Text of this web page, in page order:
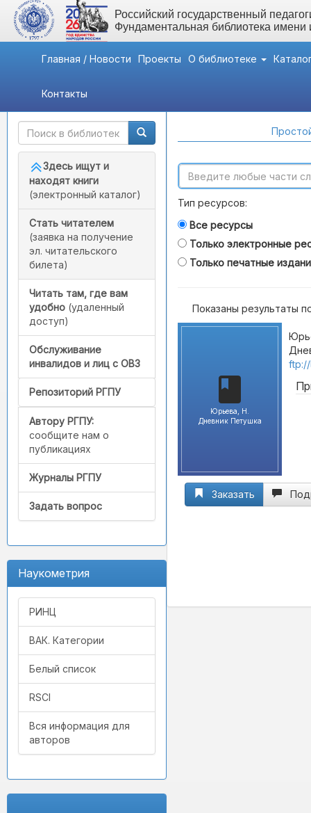
Российский государственный
Фундаментальная библиотека
Главная / Новости Проекты О библиотеке
Контакты
Быстрый доступ
Здесь ищут и
находят книги
(электронный каталог)
Стать читателем
(заявка на получение
эл. читательского
билета)
Читать там, где вам
удобно (удаленный
доступ)
Обслуживание
инвалидов и лиц с ОВЗ
Репозиторий РГПУ
Автору РГПУ:
сообщите нам о
публикациях
Журналы РГПУ
Задать вопрос
Наукометрия
РИНЦ
ВАК. Категории
Белый список
RSCI
Вся информация для
авторов
Тип ресурсов:
Все ресурсы
Только электронные
Только печатные
Показаны результаты
Юрьева, Н.
Дневник Петушка
Заказать